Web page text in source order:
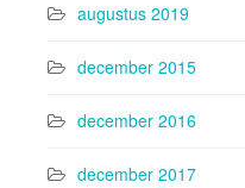
augustus 2019
december 2015
december 2016
december 2017